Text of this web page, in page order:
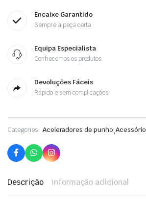
Encaixe Garantido
Sempre a peça certa
Equipa Especialista
Conhecemos os produtos
Devoluções Fáceis
Rápido e sem complicações
Categories: Aceleradores de punho,
Descrição Informação adicional